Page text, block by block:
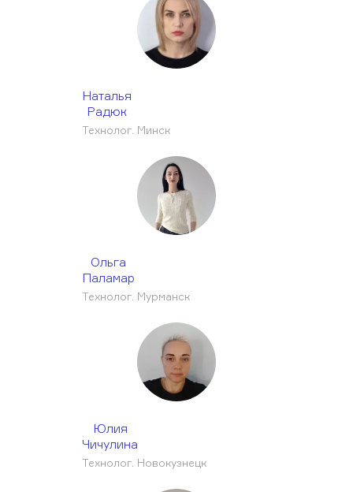
Наталья
Радюк
Технолог. Минск
Ольга
Паламар
Технолог. Мурманск
Юлия
Чичулина
Технолог. Новокузнецк